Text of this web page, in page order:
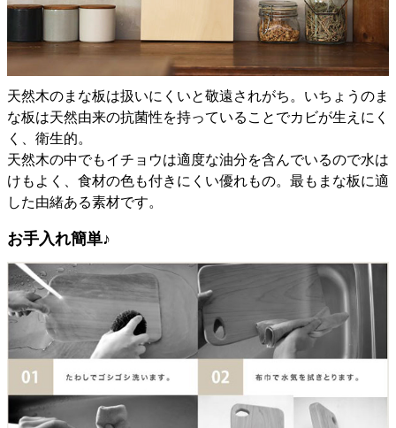
天然木のまな板は扱いにくいと敬遠されがち。いちょうのま
な板は天然由来の抗菌性を持っていることでカビが生えにく
く、衛生的。
天然木の中でもイチョウは適度な油分を含んでいるので水は
けもよく、食材の色も付きにくい優れもの。最もまな板に適
した由緒ある素材です。
お手入れ簡単♪